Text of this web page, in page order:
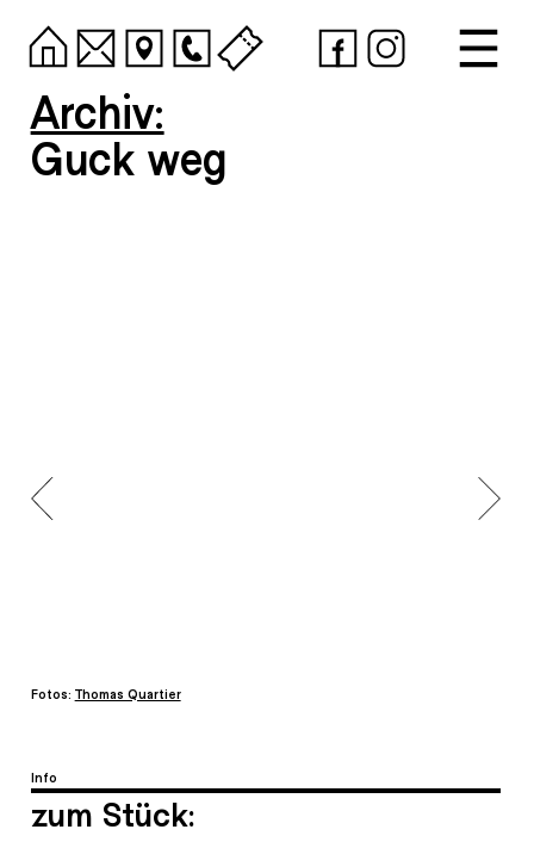
Archiv:
Guck weg
Fotos: Thomas Quartier
Info
zum Stück: